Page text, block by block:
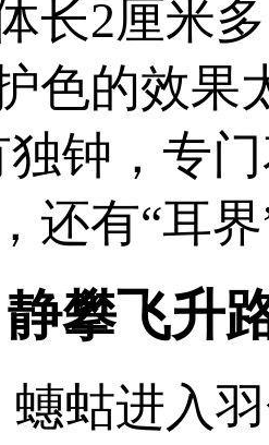
长2厘米
色的效果
独钟，专
还有“耳
攀飞升
蟪蛄进入